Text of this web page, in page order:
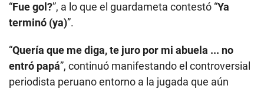
“Fue gol?”, a lo que el guardameta contestó “Ya
terminó (ya)”.
“Quería que me diga, te juro por mi abuela ... no
entró papá”, continuó manifestando el controversial
periodista peruano entorno a la jugada que aún